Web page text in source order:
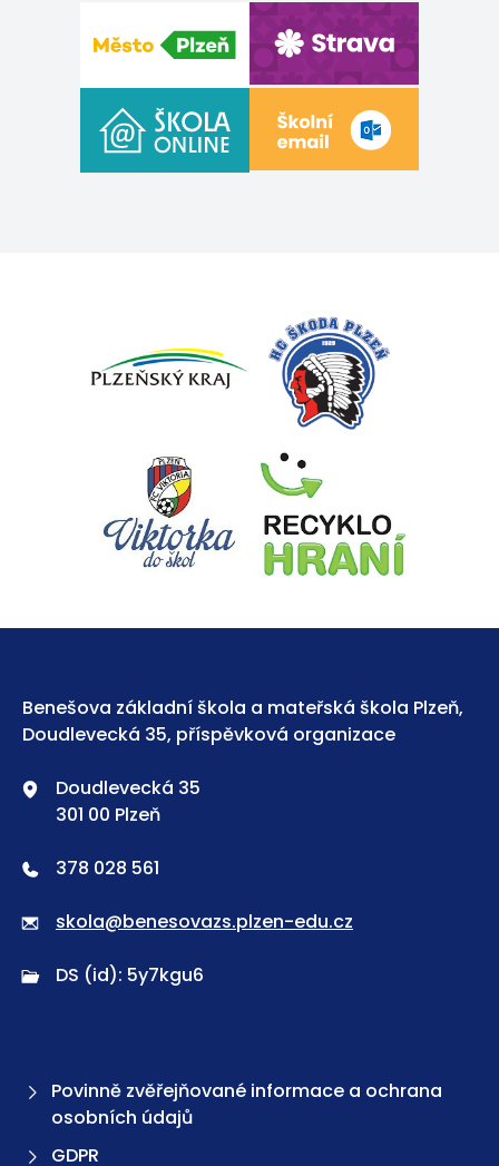
Benešova základní škola a mateřská škola Plzeň,
Doudlevecká 35, příspěvková organizace
Doudlevecká 35
301 00 Plzeň
378 028 561
skola@benesovazs.plzen-edu.cz
DS (id): 5y7kgu6
Povinně zvěřejňované informace a ochrana
osobních údajů
GDPR